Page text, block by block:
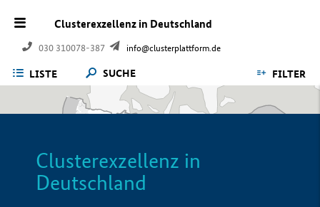
Clusterexzellenz in Deutschland
030 310078-387 info@clusterplattform.de
LISTE SUCHE FILTER
Clusterexzellenz in
Deutschland